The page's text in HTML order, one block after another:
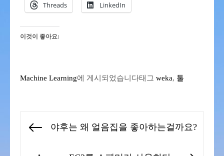
Threads LinkedIn
이것이 좋아요:
Machine Learning에 게시되었습니다태그 weka, 툴
Previous
야후는 왜 얼음집을 좋아하는걸까요?